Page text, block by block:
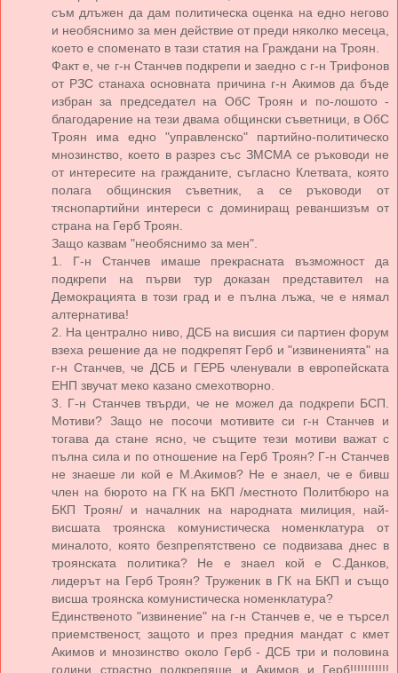
съм длъжен да дам политическа оценка на едно негово
и необяснимо за мен действие от преди няколко месеца,
което е споменато в тази статия на Граждани на Троян.
Факт е, че г-н Станчев подкрепи и заедно с г-н Трифонов
от РЗС станаха основната причина г-н Акимов да бъде
избран за председател на ОбС Троян и по-лошото -
благодарение на тези двама общински съветници, в ОбС
Троян има едно "управленско" партийно-политическо
мнозинство, което в разрез със ЗМСМА се ръководи не
от интересите на гражданите, съгласно Клетвата, която
полага общинския съветник, а се ръководи от
тяснопартийни интереси с доминиращ реваншизъм от
страна на Герб Троян.
Защо казвам "необяснимо за мен".
1. Г-н Станчев имаше прекрасната възможност да
подкрепи на първи тур доказан представител на
Демокрацията в този град и е пълна лъжа, че е нямал
алтернатива!
2. На централно ниво, ДСБ на висшия си партиен форум
взеха решение да не подкрепят Герб и "извиненията" на
г-н Станчев, че ДСБ и ГЕРБ членували в европейската
ЕНП звучат меко казано смехотворно.
3. Г-н Станчев твърди, че не можел да подкрепи БСП.
Мотиви? Защо не посочи мотивите си г-н Станчев и
тогава да стане ясно, че същите тези мотиви важат с
пълна сила и по отношение на Герб Троян? Г-н Станчев
не знаеше ли кой е М.Акимов? Не е знаел, че е бивш
член на бюрото на ГК на БКП /местното Политбюро на
БКП Троян/ и началник на народната милиция, най-
висшата троянска комунистическа номенклатура от
миналото, която безпрепятствено се подвизава днес в
троянската политика? Не е знаел кой е С.Данков,
лидерът на Герб Троян? Труженик в ГК на БКП и също
висша троянска комунистическа номенклатура?
Единственото "извинение" на г-н Станчев е, че е търсел
приемственост, защото и през предния мандат с кмет
Акимов и мнозинство около Герб - ДСБ три и половина
години страстно подкрепяше и Акимов и Герб!!!!!!!!!!!